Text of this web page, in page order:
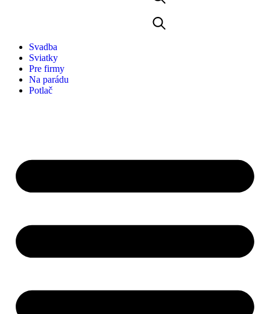
Svadba
Sviatky
Pre firmy
Na parádu
Potlač